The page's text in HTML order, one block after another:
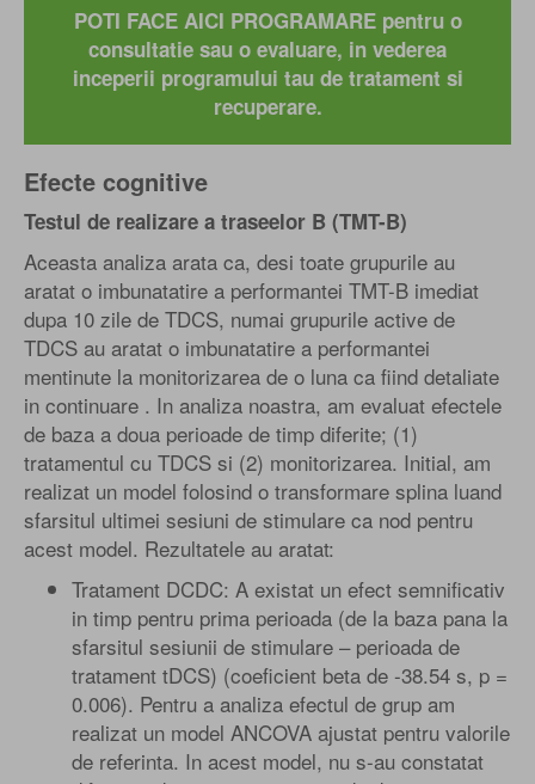
POTI FACE AICI PROGRAMARE pentru o
consultatie sau o evaluare, in vederea
inceperii programului tau de tratament si
recuperare.
Efecte cognitive
Testul de realizare a traseelor B (TMT-B)
Aceasta analiza arata ca, desi toate grupurile au
aratat o imbunatatire a performantei TMT-B imediat
dupa 10 zile de TDCS, numai grupurile active de
TDCS au aratat o imbunatatire a performantei
mentinute la monitorizarea de o luna ca fiind detaliate
in continuare . In analiza noastra, am evaluat efectele
de baza a doua perioade de timp diferite; (1)
tratamentul cu TDCS si (2) monitorizarea. Initial, am
realizat un model folosind o transformare splina luand
sfarsitul ultimei sesiuni de stimulare ca nod pentru
acest model. Rezultatele au aratat:
Tratament DCDC: A existat un efect semnificativ
in timp pentru prima perioada (de la baza pana la
sfarsitul sesiunii de stimulare – perioada de
tratament tDCS) (coeficient beta de -38.54 s, p =
0.006). Pentru a analiza efectul de grup am
realizat un model ANCOVA ajustat pentru valorile
de referinta. In acest model, nu s-au constatat